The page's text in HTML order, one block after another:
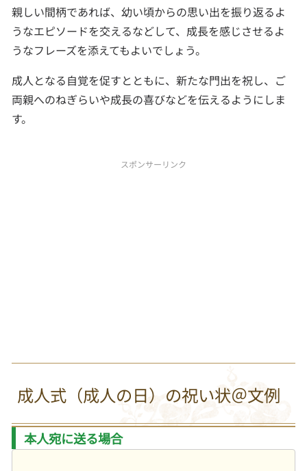
親しい間柄であれば、幼い頃からの思い出を振り返るよ
うなエピソードを交えるなどして、成長を感じさせるよ
うなフレーズを添えてもよいでしょう。
成人となる自覚を促すとともに、新たな門出を祝し、ご
両親へのねぎらいや成長の喜びなどを伝えるようにしま
す。
スポンサーリンク
成人式（成人の日）の祝い状＠文例
本人宛に送る場合